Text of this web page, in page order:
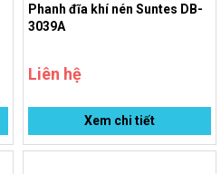
Phanh đĩa khí nén Suntes DB-
3039A
Liên hệ
Xem chi tiết